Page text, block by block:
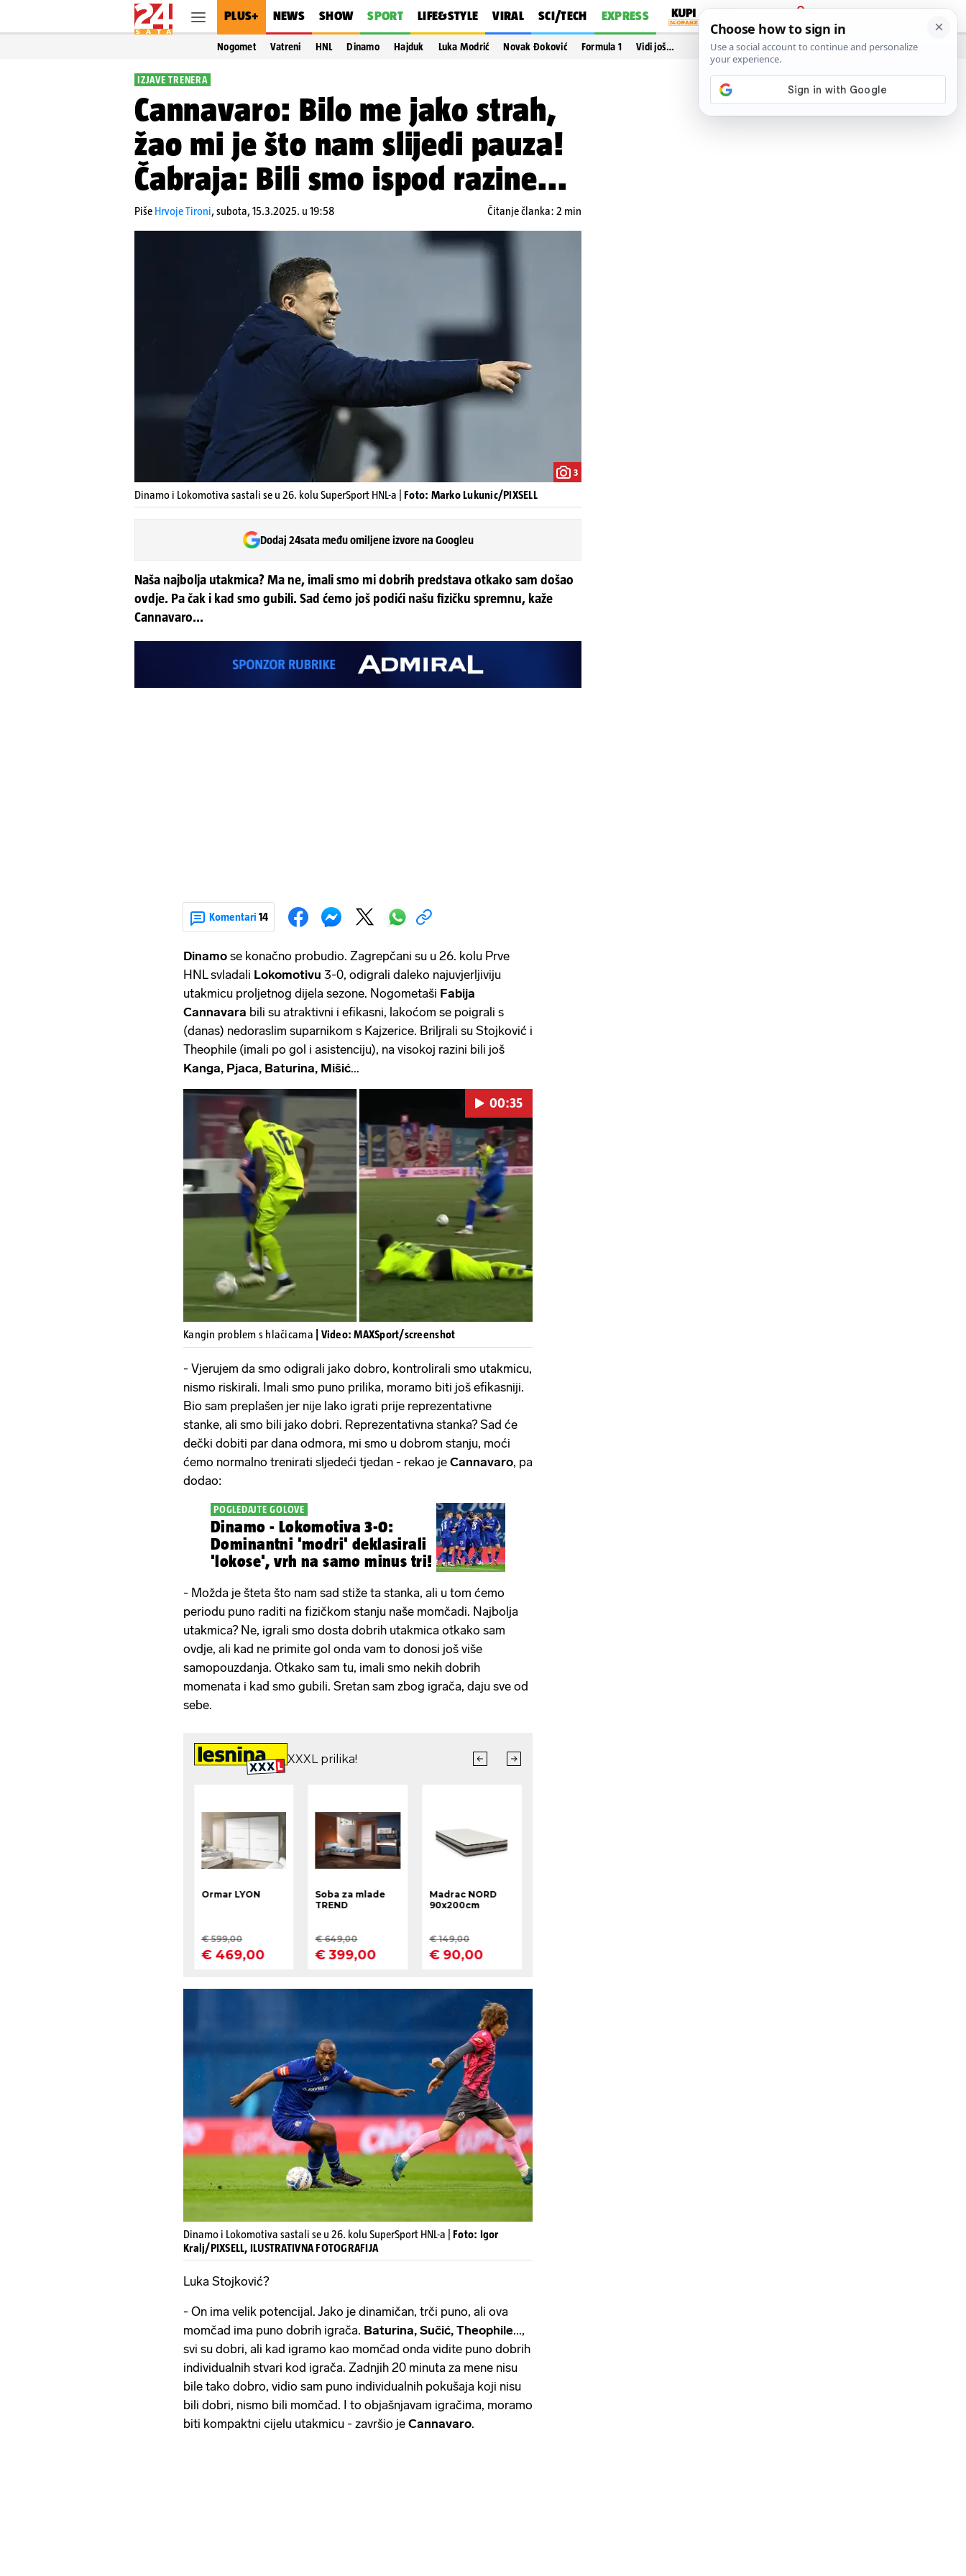
PLUS+ NEWS SHOW SPORT LIFE&STYLE VIRAL SCI/TECH EXPRESS
PRIJAVA
Nogomet Vatreni HNL Dinamo Hajduk Luka Modrić Novak Đoković Formula 1 Vidi još…
IZJAVE TRENERA
Cannavaro: Bilo me jako strah,
žao mi je što nam slijedi pauza!
Čabraja: Bili smo ispod razine...
Piše Hrvoje Tironi,subota, 15.3.2025. u 19:58 Čitanje članka: 2 min
3
Dinamo i Lokomotiva sastali se u 26. kolu SuperSport HNL-a | Foto: Marko Lukunic/PIXSELL
Dodaj 24sata među omiljene izvore na Googleu
Naša najbolja utakmica? Ma ne, imali smo mi dobrih predstava otkako sam došao
ovdje. Pa čak i kad smo gubili. Sad ćemo još podići našu fizičku spremnu, kaže
Cannavaro...
Komentari 14
Dinamo se konačno probudio. Zagrepčani su u 26. kolu Prve
HNL svladali Lokomotivu 3-0, odigrali daleko najuvjerljiviju
utakmicu proljetnog dijela sezone. Nogometaši Fabija
Cannavara bili su atraktivni i efikasni, lakoćom se poigrali s
(danas) nedoraslim suparnikom s Kajzerice. Briljrali su Stojković i
Theophile (imali po gol i asistenciju), na visokoj razini bili još
Kanga, Pjaca, Baturina, Mišić...
00:35
Kangin problem s hlačicama | Video: MAXSport/screenshot
- Vjerujem da smo odigrali jako dobro, kontrolirali smo utakmicu,
nismo riskirali. Imali smo puno prilika, moramo biti još efikasniji.
Bio sam preplašen jer nije lako igrati prije reprezentativne
stanke, ali smo bili jako dobri. Reprezentativna stanka? Sad će
dečki dobiti par dana odmora, mi smo u dobrom stanju, moći
ćemo normalno trenirati sljedeći tjedan - rekao je Cannavaro, pa
dodao:
POGLEDAJTE GOLOVE
Dinamo - Lokomotiva 3-0:
Dominantni 'modri' deklasirali
'lokose', vrh na samo minus tri!
- Možda je šteta što nam sad stiže ta stanka, ali u tom ćemo
periodu puno raditi na fizičkom stanju naše momčadi. Najbolja
utakmica? Ne, igrali smo dosta dobrih utakmica otkako sam
ovdje, ali kad ne primite gol onda vam to donosi još više
samopouzdanja. Otkako sam tu, imali smo nekih dobrih
momenata i kad smo gubili. Sretan sam zbog igrača, daju sve od
sebe.
Dinamo i Lokomotiva sastali se u 26. kolu SuperSport HNL-a | Foto: Igor
Kralj/PIXSELL, ILUSTRATIVNA FOTOGRAFIJA
Luka Stojković?
- On ima velik potencijal. Jako je dinamičan, trči puno, ali ova
momčad ima puno dobrih igrača. Baturina, Sučić, Theophile...,
svi su dobri, ali kad igramo kao momčad onda vidite puno dobrih
individualnih stvari kod igrača. Zadnjih 20 minuta za mene nisu
bile tako dobro, vidio sam puno individualnih pokušaja koji nisu
bili dobri, nismo bili momčad. I to objašnjavam igračima, moramo
biti kompaktni cijelu utakmicu - završio je Cannavaro.